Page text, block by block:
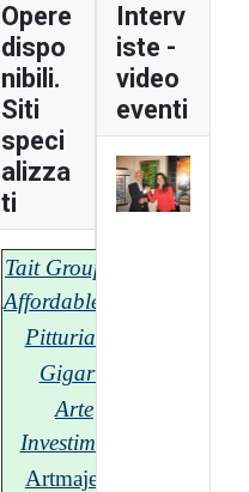
Opere
dispo
nibili.
Siti
speci
alizza
ti
Tait Group - T-
Affordable.com
Pitturiamo
Gigarte
Arte
Investimenti
Artmajeur
Interv
iste -
video
eventi